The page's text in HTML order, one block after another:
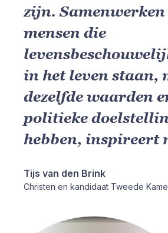
zijn.
mensen die
in het leven staan,
dezelfde waarden
politieke
hebben, inspireert
Tijs van den Brink
Christen en kandidaat Tweede